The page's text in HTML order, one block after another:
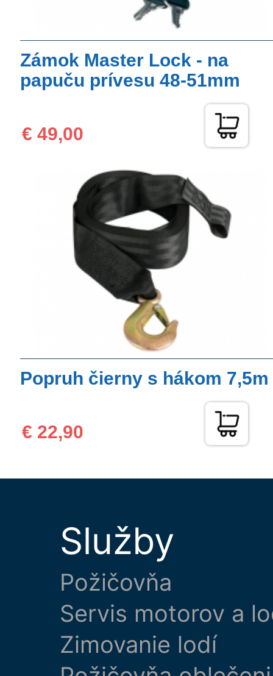
Zámok Master Lock - na
papuču prívesu 48-51mm
€ 49,00
Popruh čierny s hákom 7,5m
€ 22,90
Služby
Požičovňa
Servis motorov a
Zimovanie lodí